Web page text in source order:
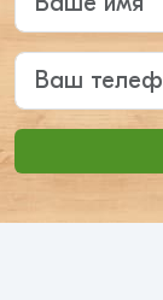
Ваш телефон